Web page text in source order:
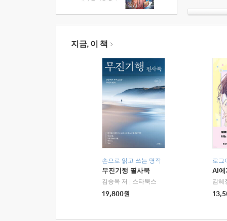
지금, 이 책
손으로 읽고 쓰는 명작
무진기행 필사북
김승옥 저
스타북스
19,800원
로그
AI에
김혜